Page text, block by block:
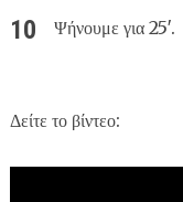
Ψήνουμε για 25′.
Δείτε το βίντεο: